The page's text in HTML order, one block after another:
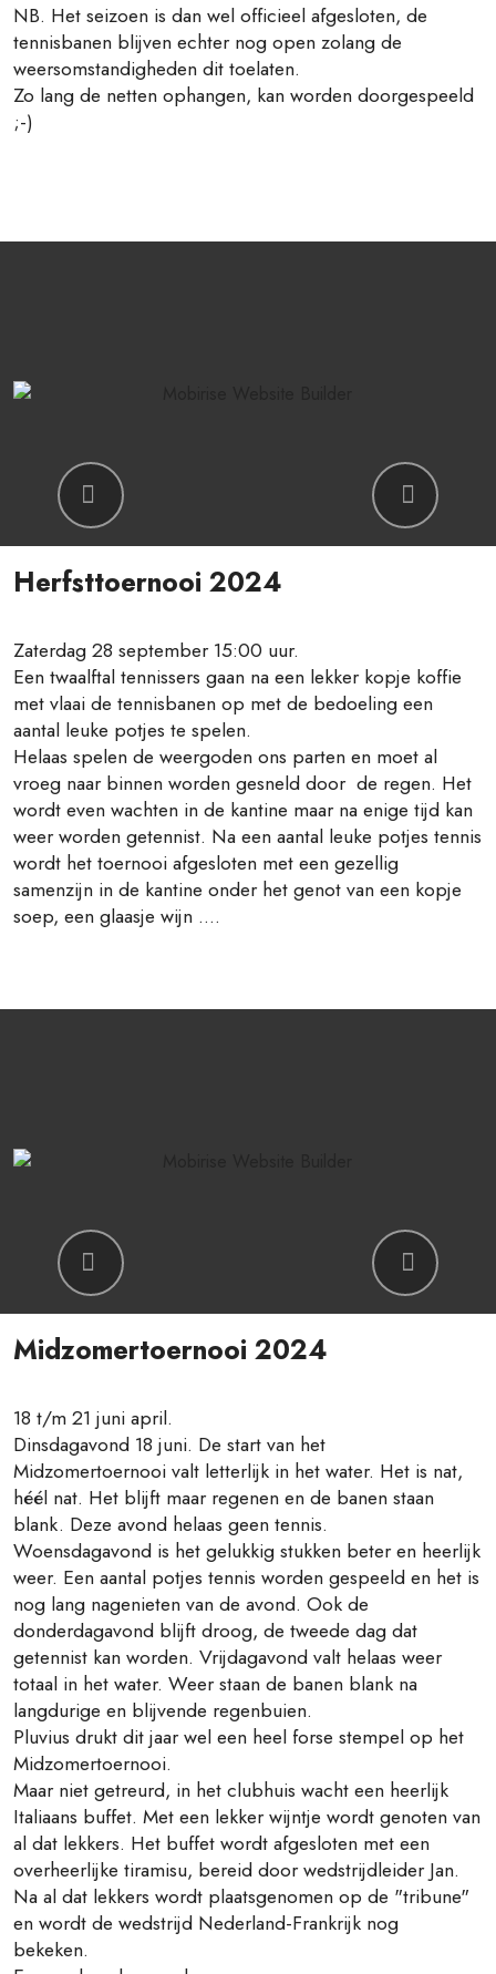
NB. Het seizoen is dan wel officieel afgesloten, de
tennisbanen blijven echter nog open zolang de
weersomstandigheden dit toelaten.
Zo lang de netten ophangen, kan worden doorgespeeld
;-)
Previous Next
Herfsttoernooi 2024
Zaterdag 28 september 15:00 uur.
Een twaalftal tennissers gaan na een lekker kopje koffie
met vlaai de tennisbanen op met de bedoeling een
aantal leuke potjes te spelen.
Helaas spelen de weergoden ons parten en moet al
vroeg naar binnen worden gesneld door de regen. Het
wordt even wachten in de kantine maar na enige tijd kan
weer worden getennist. Na een aantal leuke potjes tennis
wordt het toernooi afgesloten met een gezellig
samenzijn in de kantine onder het genot van een kopje
soep, een glaasje wijn ....
Previous Next
Midzomertoernooi 2024
18 t/m 21 juni april.
Dinsdagavond 18 juni. De start van het
Midzomertoernooi valt letterlijk in het water. Het is nat,
héél nat. Het blijft maar regenen en de banen staan
blank. Deze avond helaas geen tennis.
Woensdagavond is het gelukkig stukken beter en heerlijk
weer. Een aantal potjes tennis worden gespeeld en het is
nog lang nagenieten van de avond. Ook de
donderdagavond blijft droog, de tweede dag dat
getennist kan worden. Vrijdagavond valt helaas weer
totaal in het water. Weer staan de banen blank na
langdurige en blijvende regenbuien.
Pluvius drukt dit jaar wel een heel forse stempel op het
Midzomertoernooi.
Maar niet getreurd, in het clubhuis wacht een heerlijk
Italiaans buffet. Met een lekker wijntje wordt genoten van
al dat lekkers. Het buffet wordt afgesloten met een
overheerlijke tiramisu, bereid door wedstrijdleider Jan.
Na al dat lekkers wordt plaatsgenomen op de "tribune"
en wordt de wedstrijd Nederland-Frankrijk nog
bekeken.